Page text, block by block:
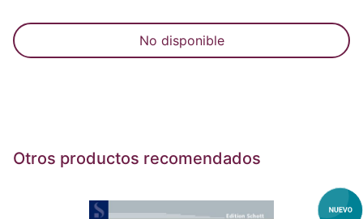
No disponible
Otros productos recomendados